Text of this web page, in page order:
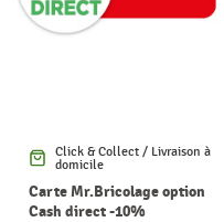
Click & Collect / Livraison à
domicile
Carte Mr.Bricolage option
Cash direct -10%